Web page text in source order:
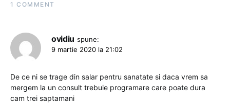
1 COMMENT
ovidiu spune:
9 martie 2020 la 21:02
De ce ni se trage din salar pentru sanatate si daca vrem sa
mergem la un consult trebuie programare care poate dura
cam trei saptamani